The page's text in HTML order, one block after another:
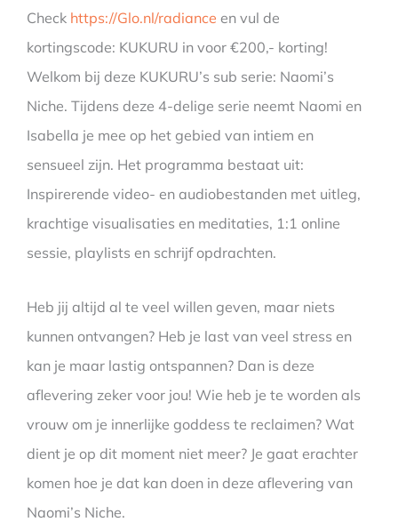
Check https://Glo.nl/radiance en vul de
kortingscode: KUKURU in voor €200,- korting!
Welkom bij deze KUKURU’s sub serie: Naomi’s
Niche. Tijdens deze 4-delige serie neemt Naomi en
Isabella je mee op het gebied van intiem en
sensueel zijn. Het programma bestaat uit:
Inspirerende video- en audiobestanden met uitleg,
krachtige visualisaties en meditaties, 1:1 online
sessie, playlists en schrijf opdrachten.
Heb jij altijd al te veel willen geven, maar niets
kunnen ontvangen? Heb je last van veel stress en
kan je maar lastig ontspannen? Dan is deze
aflevering zeker voor jou! Wie heb je te worden als
vrouw om je innerlijke goddess te reclaimen? Wat
dient je op dit moment niet meer? Je gaat erachter
komen hoe je dat kan doen in deze aflevering van
Naomi’s Niche.